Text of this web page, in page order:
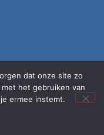
dat onze site zo
het gebruiken van
ermee instemt.